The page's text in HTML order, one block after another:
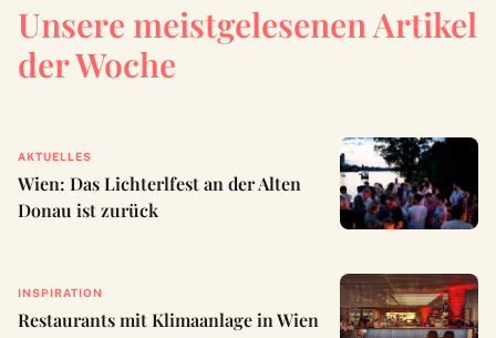
Unsere meistgelesenen Artikel
der Woche
AKTUELLES
Wien: Das Lichterlfest an der Alten
Donau ist zurück
INSPIRATION
Restaurants mit Klimaanlage in Wien